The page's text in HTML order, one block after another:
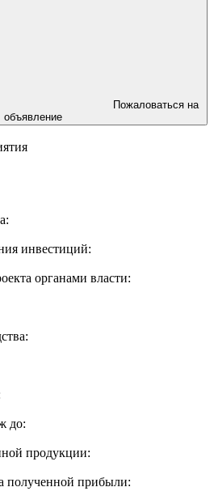
объявление
инвестиций:
органами власти:
до:
продукции:
полученной прибыли: